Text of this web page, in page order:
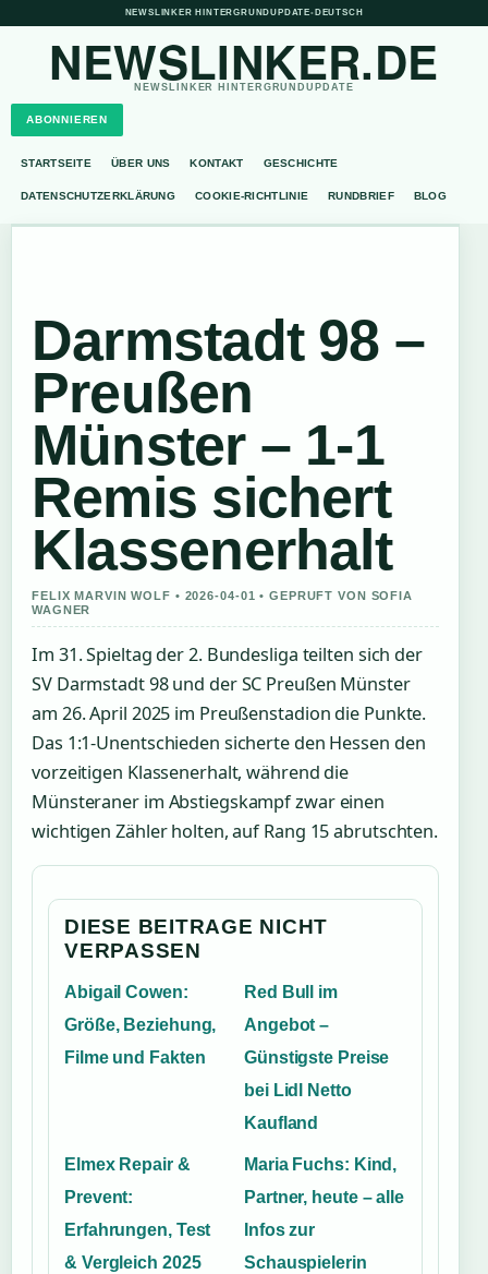
NEWSLINKER HINTERGRUNDUPDATE• DEUTSCH
NEWSLINKER.DE
NEWSLINKER HINTERGRUNDUPDATE
ABONNIEREN
STARTSEITE ÜBER UNS KONTAKT GESCHICHTE
DATENSCHUTZERKLÄRUNG COOKIE-RICHTLINIE RUNDBRIEF BLOG
Darmstadt 98 –
Preußen
Münster – 1-1
Remis sichert
Klassenerhalt
FELIX MARVIN WOLF • 2026-04-01 • GEPRUFT VON SOFIA
WAGNER
Im 31. Spieltag der 2. Bundesliga teilten sich der
SV Darmstadt 98 und der SC Preußen Münster
am 26. April 2025 im Preußenstadion die Punkte.
Das 1:1-Unentschieden sicherte den Hessen den
vorzeitigen Klassenerhalt, während die
Münsteraner im Abstiegskampf zwar einen
wichtigen Zähler holten, auf Rang 15 abrutschten.
DIESE BEITRAGE NICHT
VERPASSEN
Abigail Cowen:
Größe, Beziehung,
Filme und Fakten
Red Bull im
Angebot –
Günstigste Preise
bei Lidl Netto
Kaufland
Elmex Repair &
Prevent:
Erfahrungen, Test
& Vergleich 2025
Maria Fuchs: Kind,
Partner, heute – alle
Infos zur
Schauspielerin